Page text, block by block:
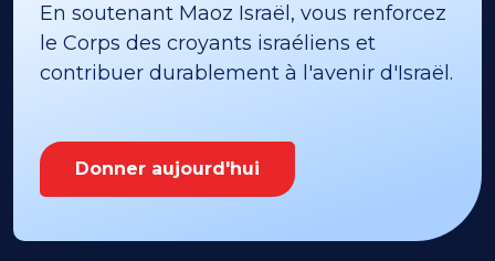
En soutenant Maoz Israël, vous renforcez
le Corps des croyants israéliens et
contribuer durablement à l'avenir d'Israël.
Donner aujourd'hui